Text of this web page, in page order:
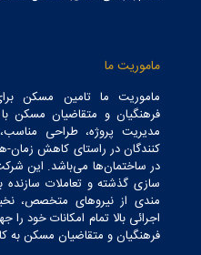
ماموریت ما
ماموریت ما تامین مسکن
فرهنگیان و متقاضیان مسکن
مدیریت پروژه، طراحی
کنندگان در راستای کاهش
در ساختمان‌ها می‌باشد. این شرکت
سازی گذشته و تعاملات سازنده
مندی از نیروهای متخصص،
اجرائی بالا تمام امکانات خود
فرهنگیان و متقاضیان مسکن به